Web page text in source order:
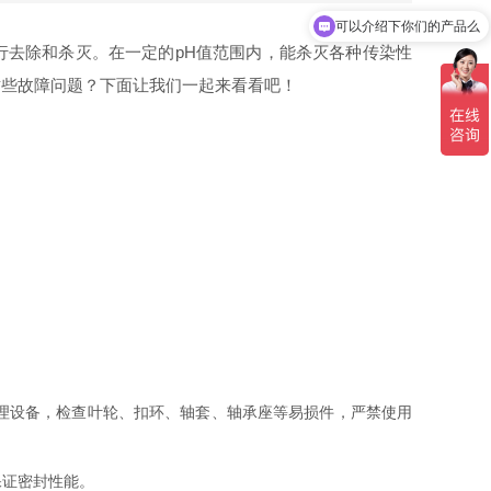
除和杀灭。在一定的pH值范围内，能杀灭各种传染性
故障问题？下面让我们一起来看看吧！
备，检查叶轮、扣环、轴套、轴承座等易损件，严禁使用
密封性能。
可以介绍下你们的产品么